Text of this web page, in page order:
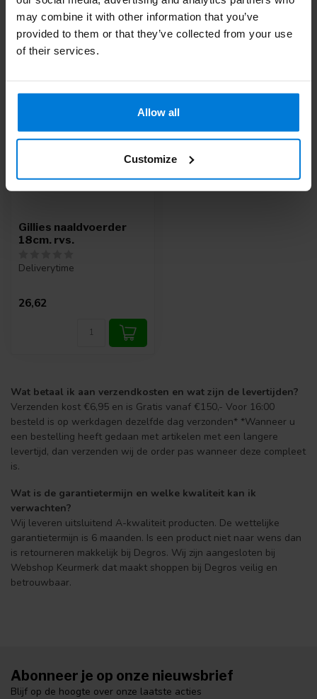
may combine it with other information that you’ve
provided to them or that they’ve collected from your use
of their services.
Allow all
Customize
Recent bekeken
Gillies naaldvoerder
18cm. rvs.
Deliverytime
26,62
Wat betaal ik aan verzendkosten en wat zijn de levertijden?
Verzenden kost €6,95 en is Gratis vanaf €150,- Voor 16:00
besteld is op werkdagen dezelfde dag verzonden* *Wanneer u
een bestelling heeft gedaan met artikelen met een langere
levertijd, dan verzenden wij de order pas wanneer deze compleet
is.
Wat is de garantietermijn en welke kwaliteit kan ik
verwachten?
Wij leveren uitsluitend A-kwaliteit producten. De wettelijke
garantietermijn is 6 maanden. Is een product niet naar wens dan
is retourneren makkelijk bij Degros. Wij zijn aangesloten bij
Webshop Keurmerk dat maakt shoppen bij Degros veilig en
betrouwbaar.
Abonneer je op onze nieuwsbrief
Blijf op de hoogte over onze laatste acties